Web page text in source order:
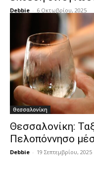
Debbie - 6 Οκτωβρίου, 2025
Θεσσαλονίκη
Θεσσαλονίκη:
Πελοπόννησο
Debbie - 19 Σεπτεμβρίου, 2025